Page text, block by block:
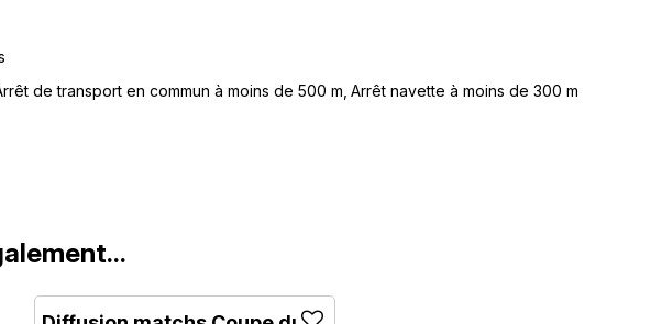
de transport en commun à moins de 500 m Arrêt navette à moins de 300 m